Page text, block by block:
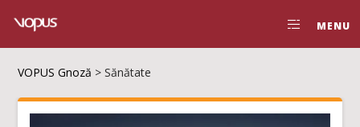
MENU
VOPUS Gnoză >Sănătate